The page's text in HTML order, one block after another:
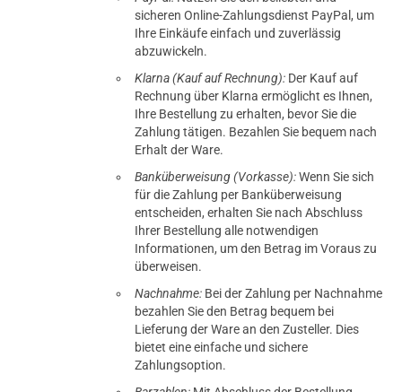
sicheren Online-Zahlungsdienst PayPal, um
Ihre Einkäufe einfach und zuverlässig
abzuwickeln.
Klarna (Kauf auf Rechnung): Der Kauf auf
Rechnung über Klarna ermöglicht es Ihnen,
Ihre Bestellung zu erhalten, bevor Sie die
Zahlung tätigen. Bezahlen Sie bequem nach
Erhalt der Ware.
Banküberweisung (Vorkasse):Wenn Sie sich
für die Zahlung per Banküberweisung
entscheiden, erhalten Sie nach Abschluss
Ihrer Bestellung alle notwendigen
Informationen, um den Betrag im Voraus zu
überweisen.
Nachnahme: Bei der Zahlung per Nachnahme
bezahlen Sie den Betrag bequem bei
Lieferung der Ware an den Zusteller. Dies
bietet eine einfache und sichere
Zahlungsoption.